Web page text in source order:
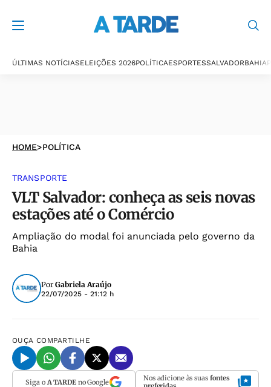
ÚLTIMAS NOTÍCIASELEIÇÕES 2026POLÍTICAESPORTESSALVADORBAHIA
HOME>POLÍTICA
TRANSPORTE
VLT Salvador: conheça as seis novas
estações até o Comércio
Ampliação do modal foi anunciada pelo governo da
Bahia
Por Gabriela Araújo
22/07/2025 - 21:12 h
OUÇA COMPARTILHE
Siga o A TARDEno Google Nos adicione às suas fontes